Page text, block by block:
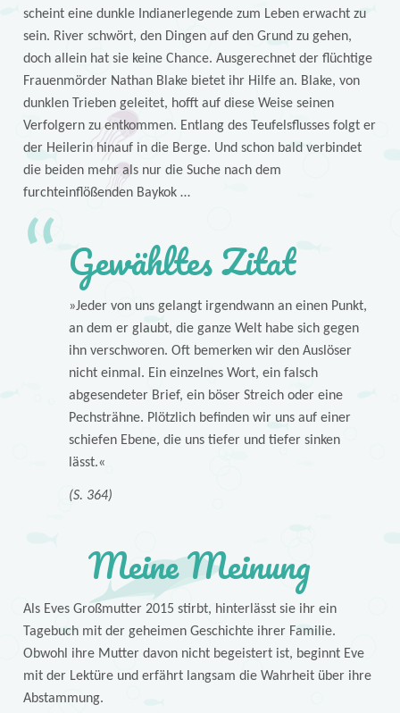
scheint eine dunkle Indianerlegende zum Leben erwacht zu
sein. River schwört, den Dingen auf den Grund zu gehen,
doch allein hat sie keine Chance. Ausgerechnet der flüchtige
Frauenmörder Nathan Blake bietet ihr Hilfe an. Blake, von
dunklen Trieben geleitet, hofft auf diese Weise seinen
Verfolgern zu entkommen. Entlang des Teufelsflusses folgt er
der Heilerin hinauf in die Berge. Und schon bald verbindet
die beiden mehr als nur die Suche nach dem
furchteinflößenden Baykok …
Gewähltes Zitat
»Jeder von uns gelangt irgendwann an einen Punkt,
an dem er glaubt, die ganze Welt habe sich gegen
ihn verschworen. Oft bemerken wir den Auslöser
nicht einmal. Ein einzelnes Wort, ein falsch
abgesendeter Brief, ein böser Streich oder eine
Pechsträhne. Plötzlich befinden wir uns auf einer
schiefen Ebene, die uns tiefer und tiefer sinken
lässt.«
(S. 364)
Meine Meinung
Als Eves Großmutter 2015 stirbt, hinterlässt sie ihr ein
Tagebuch mit der geheimen Geschichte ihrer Familie.
Obwohl ihre Mutter davon nicht begeistert ist, beginnt Eve
mit der Lektüre und erfährt langsam die Wahrheit über ihre
Abstammung.